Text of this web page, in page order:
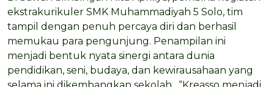
ekstrakurikuler SMK Muhammadiyah 5 Solo, tim
tampil dengan penuh percaya diri dan berhasil
memukau para pengunjung. Penampilan ini
menjadi bentuk nyata sinergi antara dunia
pendidikan, seni, budaya, dan kewirausahaan yang